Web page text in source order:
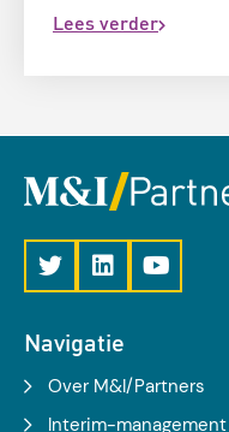
infrastructuurkosten
Lees verder
Navigatie
Over M&I/Partners
Interim-management